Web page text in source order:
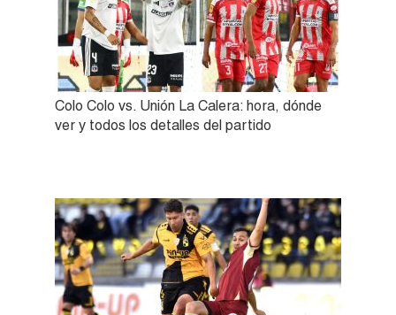
Colo Colo vs. Unión La Calera: hora, dónde
ver y todos los detalles del partido